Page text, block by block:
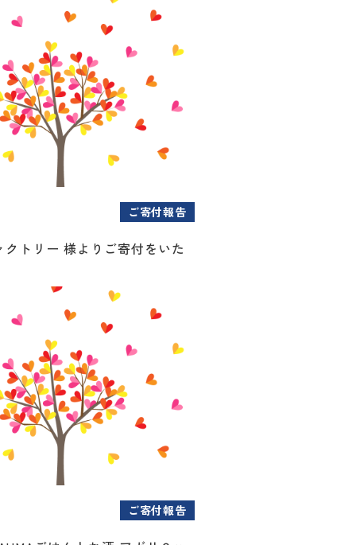
ご寄付報告
クトリー 様よりご寄付をいた
ご寄付報告